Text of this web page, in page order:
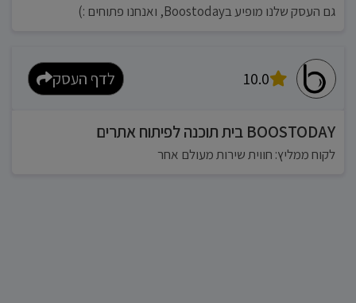
גם העסק שלנו מופיע בBoostoday, ואנחנו פתוחים :)
10.0 לדף העסק
BOOSTODAY בית תוכנה לפיתוח אתרים
לקוח ממליץ: חווית שירות מעולם אחר